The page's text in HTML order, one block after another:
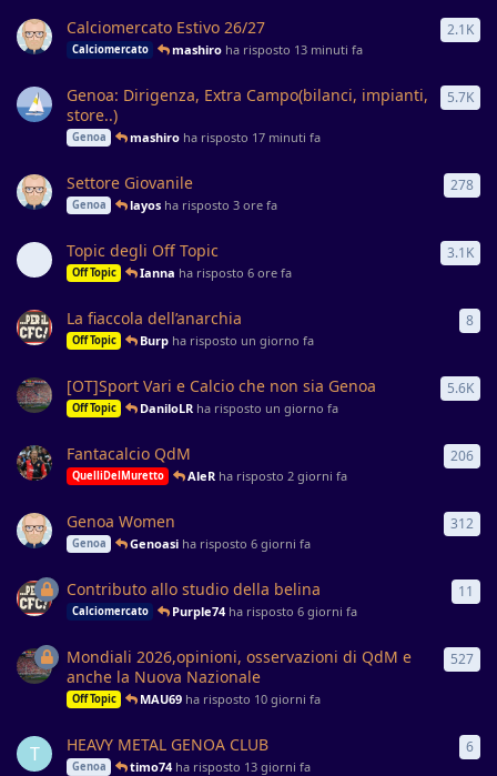
Calciomercato Estivo 26/27
Calciomercato mashiro ha risposto 13 minuti fa
2.1K
Genoa: Dirigenza, Extra Campo(bilanci, impianti,
store..)
Genoa mashiro ha risposto 17 minuti fa
5.7K
Settore Giovanile
Genoa layos ha risposto3 ore fa
278
Topic degli Off Topic
Off Topic Ianna ha risposto6 ore fa
3.1K
La fiaccola dell’anarchia
Off Topic Burp ha risposto un giorno fa
8
[OT]Sport Vari e Calcio che non sia Genoa
Off Topic DaniloLR ha risposto un giorno fa
5.6K
Fantacalcio QdM
QuelliDelMuretto AleR ha risposto2 giorni fa
206
Genoa Women
Genoa Genoasi ha risposto6 giorni fa
312
Contributo allo studio della belina
Calciomercato Purple74ha risposto6 giorni fa
11
Mondiali 2026,opinioni, osservazioni di QdM e
anche la Nuova Nazionale
Off Topic MAU69 ha risposto 10 giorni fa
527
T HEAVY METAL GENOA CLUB
Genoa timo74ha risposto 13 giorni fa
6